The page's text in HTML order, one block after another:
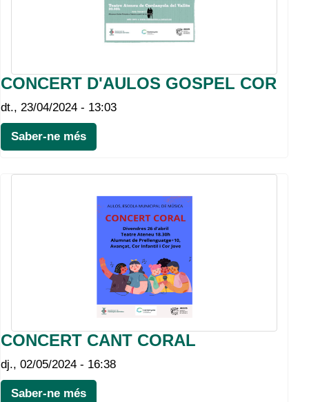
CONCERT D'AULOS GOSPEL COR
dt., 23/04/2024 - 13:03
Saber-ne més
CONCERT CANT CORAL
dj., 02/05/2024 - 16:38
Saber-ne més